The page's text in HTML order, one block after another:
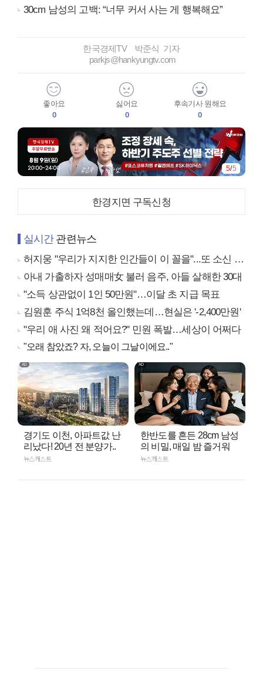
30cm 남성의 고백: “너무 커서 사는 게 행복해요”
한국경제TV 박준식 기자
parkjs@hankyungtv.com
좋아요
0
싫어요
0
후속기사 원해요
0
5/5
한경지면 구독신청
실시간관련뉴스
허지웅 "우리가 지지한 인간들이 이 꼴을"...또 소신 발언
아내 가출하자 성매매女 불러 음주, 아들 살해한 30대
"소득 상관없이 1인 50만원"…이달 초 지급 목표
김원훈 주식 1억8천 올인했는데…현실은 '-2,400만원'
"우리 애 사진 왜 적어요?" 민원 폭발…세상이 어쩌다
"오래 참았죠? 자, 오늘이 그날이에요.."
경기도 이천, 아파트값 난
리났다! 20년 전 분양가..
뉴스캐스트
한반도를 흔든 28cm 남성
의 비밀, 매일 밤 즐거워
뉴스캐스트